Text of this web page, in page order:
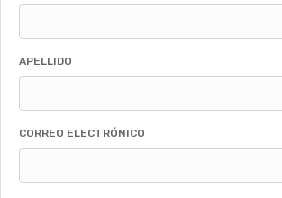
APELLIDO
CORREO ELECTRÓNICO